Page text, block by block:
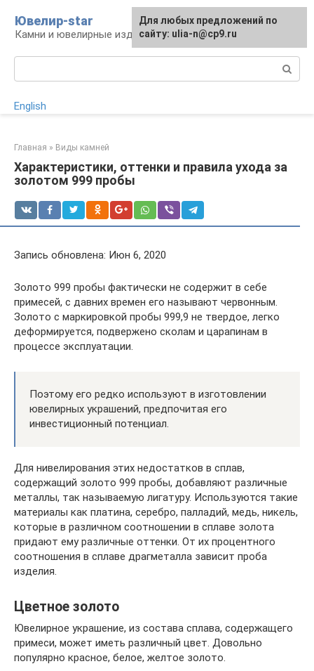
контенту
Ювелир-star
Камни и ювелирные изделия
English
Главная » Виды камней
Характеристики, оттенки и правила ухода за
золотом 999 пробы
Запись обновлена: Июн 6, 2020
Золото 999 пробы фактически не содержит в себе
примесей, с давних времен его называют червонным.
Золото с маркировкой пробы 999,9 не твердое, легко
деформируется, подвержено сколам и царапинам в
процессе эксплуатации.
Поэтому его редко используют в изготовлении
ювелирных украшений, предпочитая его
инвестиционный потенциал.
Для нивелирования этих недостатков в сплав,
содержащий золото 999 пробы, добавляют различные
металлы, так называемую лигатуру. Используются такие
материалы как платина, серебро, палладий, медь, никель,
которые в различном соотношении в сплаве золота
придают ему различные оттенки. От их процентного
соотношения в сплаве драгметалла зависит проба
изделия.
Цветное золото
Ювелирное украшение, из состава сплава, содержащего
примеси, может иметь различный цвет. Довольно
популярно красное, белое, желтое золото.
Для любых предложений по
сайту: ulia-n@cp9.ru